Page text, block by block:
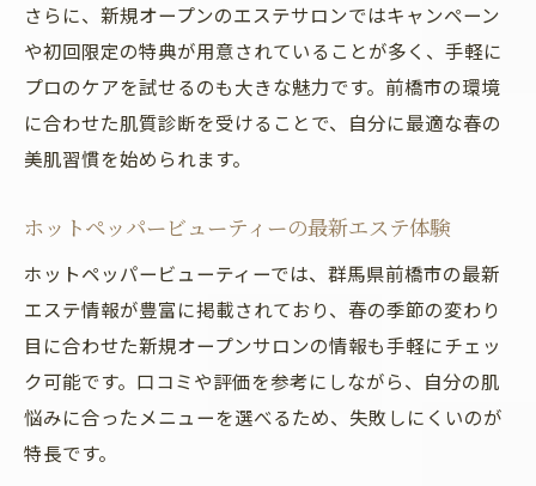
さらに、新規オープンのエステサロンではキャンペーン
や初回限定の特典が用意されていることが多く、手軽に
プロのケアを試せるのも大きな魅力です。前橋市の環境
に合わせた肌質診断を受けることで、自分に最適な春の
美肌習慣を始められます。
ホットペッパービューティーの最新エステ体験
ホットペッパービューティーでは、群馬県前橋市の最新
エステ情報が豊富に掲載されており、春の季節の変わり
目に合わせた新規オープンサロンの情報も手軽にチェッ
ク可能です。口コミや評価を参考にしながら、自分の肌
悩みに合ったメニューを選べるため、失敗しにくいのが
特長です。